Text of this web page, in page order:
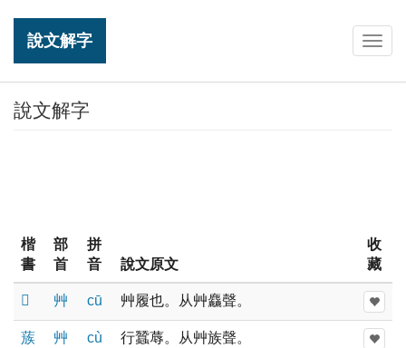
說文解字
說文解字
楷
書
部
首
拼
音
說文原文
收
藏
𧆓 艸 cū 艸履也。从艸麤聲。
蔟 艸 cù 行蠶蓐。从艸族聲。